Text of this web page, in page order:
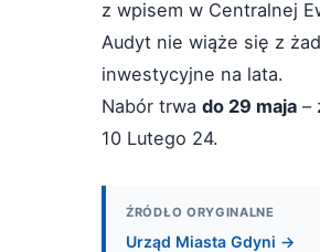
z wpisem w Centralnej
Audyt nie wiąże się z
inwestycyjne na lata.
Nabór trwa do 29 maja –
10 Lutego 24.
ŹRÓDŁO ORYGINALNE
Urząd Miasta Gdyni →